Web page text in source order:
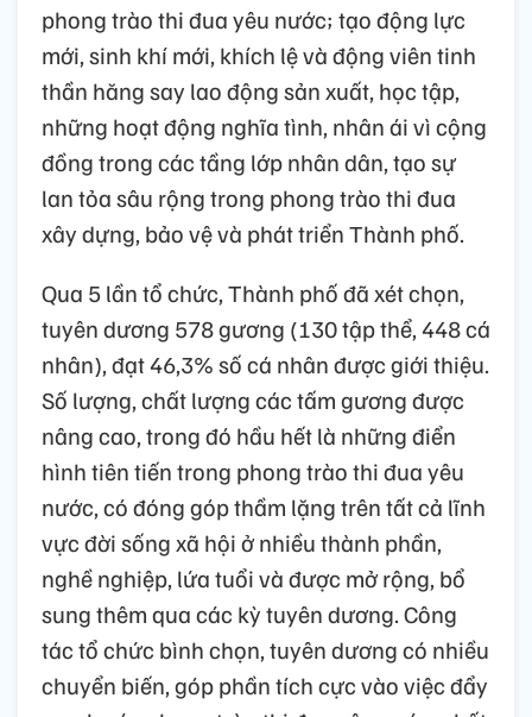
phong trào thi đua yêu nước; tạo động lực
mới, sinh khí mới, khích lệ và động viên tinh
thần hăng say lao động sản xuất, học tập,
những hoạt động nghĩa tình, nhân ái vì cộng
đồng trong các tầng lớp nhân dân, tạo sự
lan tỏa sâu rộng trong phong trào thi đua
xây dựng, bảo vệ và phát triển Thành phố.
Qua 5 lần tổ chức, Thành phố đã xét chọn,
tuyên dương 578 gương (130 tập thể, 448 cá
nhân), đạt 46,3% số cá nhân được giới thiệu.
Số lượng, chất lượng các tấm gương được
nâng cao, trong đó hầu hết là những điển
hình tiên tiến trong phong trào thi đua yêu
nước, có đóng góp thầm lặng trên tất cả lĩnh
vực đời sống xã hội ở nhiều thành phần,
nghề nghiệp, lứa tuổi và được mở rộng, bổ
sung thêm qua các kỳ tuyên dương. Công
tác tổ chức bình chọn, tuyên dương có nhiều
chuyển biến, góp phần tích cực vào việc đẩy